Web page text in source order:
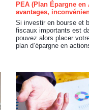
PEA (Plan Épargne
avantages,
Si investir en bourse et
fiscaux importants est
pouvez alors placer
plan d’épargne en